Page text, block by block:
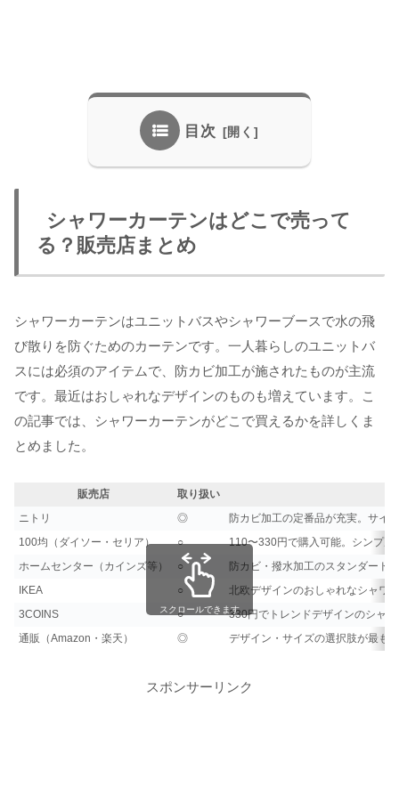
目次
シャワーカーテンはどこで売って
る？販売店まとめ
シャワーカーテンはユニットバスやシャワーブースで水の飛
び散りを防ぐためのカーテンです。一人暮らしのユニットバ
スには必須のアイテムで、防カビ加工が施されたものが主流
です。最近はおしゃれなデザインのものも増えています。こ
の記事では、シャワーカーテンがどこで買えるかを詳しくま
とめました。
販売店 取り扱い
ニトリ
◎
防カビ加工の定番品が充実。サイ
100均（ダイソー・セリア）
○
110〜330円で購入可能。シンプル
ホームセンター（カインズ等）
○
防カビ・撥水加工のスタンダード
IKEA
○
北欧デザインのおしゃれなシャワ
3COINS
○
330円でトレンドデザインのシャ
通販（Amazon・楽天）
◎ デザイン・サイズの選択肢が最も
スクロールできます
スポンサーリンク